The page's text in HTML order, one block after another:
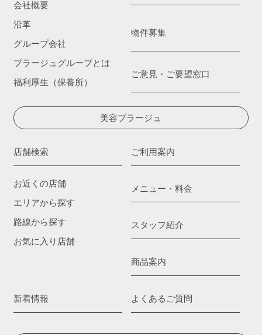
会社概要
沿革
グループ会社
プラージュグループとは
福利厚生（保養所）
物件募集
ご意見・ご要望窓口
美容プラージュ
店舗検索
お近くの店舗
エリアから探す
路線から探す
お気に入り店舗
ご利用案内
メニュー・料金
スタッフ紹介
商品案内
新着情報 よくあるご質問